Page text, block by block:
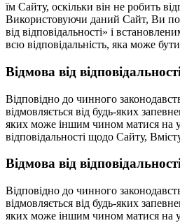
їм Сайту, оскільки він не робить
Використовуючи даний Сайт, Ви
від відповідальності» і
всю відповідальність, яка може
Відмова від відповідальності
Відповідно до чинного
відмовляється від будь-яких
яких може іншим чином матися на
відповідальності щодо Сайту,
Відмова від
Відповідно до чинного
відмовляється від будь-яких
яких може іншим чином матися на